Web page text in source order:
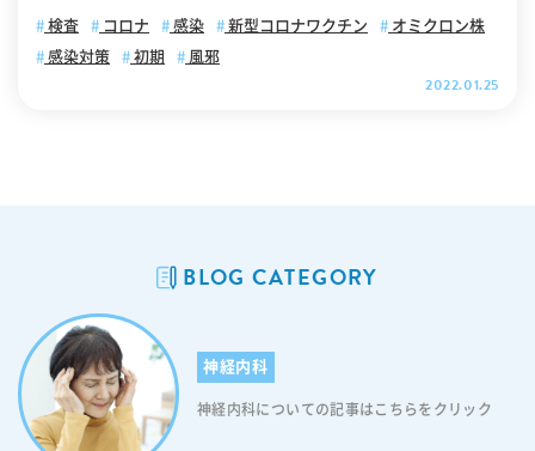
周囲に体調不良の方がいると「もしかしてオミクロン株に感染したのか
か。 この記事では「オミクロン株の初期症状の特徴」や「オミクロン株
と風邪との違い」についてご説明していきます。オミクロン株について
を徹底してください オミクロン株の初期症状がない方も感染している可
能性はあります オミクロン株の感染拡大を抑えるために オミクロン株
の初期症状が見られた方へ オミクロン株の初期症状の特徴について
オミクロン株の主な初期症状は「発熱」「咳」「咽頭痛（のどの痛
み）」などの風邪症状が中心になります。しかし人によっては「倦怠
感」「関節痛」「鼻水」「筋肉痛」などの初期症状もございます。です
から、発熱に加えて「関節痛があるからオミクロン株ではない！」と考
えるのは危険。単なる風邪だと思っていても、実際にはオミクロン株に
検査 コロナ 感染 新型コロナワクチン
オミクロン株
感染対策
初期 風邪
2022.01.25
BLOG CATEGORY
神経内科
神経内科についての記事はこちらをクリック